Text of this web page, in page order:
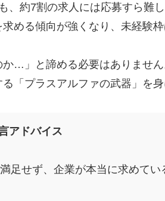
、約7割の求人には応募すら難
める傾向が強くなり、未経験
か…」と諦める必要はありませ
「プラスアルファの武器」を身
アドバイス
足せず、企業が本当に求めて